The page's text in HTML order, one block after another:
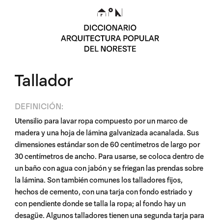
Tallador
DEFINICIÓN:
Utensilio para lavar ropa compuesto por un marco de
madera y una hoja de lámina galvanizada acanalada. Sus
dimensiones estándar son de 60 centímetros de largo por
30 centímetros de ancho. Para usarse, se coloca dentro de
un baño con agua con jabón y se friegan las prendas sobre
la lámina. Son también comunes los talladores fijos,
hechos de cemento, con una tarja con fondo estriado y
con pendiente donde se talla la ropa; al fondo hay un
desagüe. Algunos talladores tienen una segunda tarja para